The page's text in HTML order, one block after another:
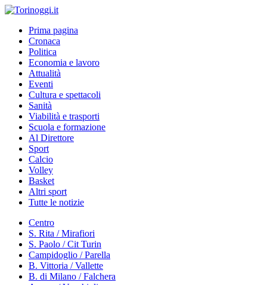
Prima pagina
Cronaca
Politica
Economia e lavoro
Attualità
Eventi
Cultura e spettacoli
Sanità
Viabilità e trasporti
Scuola e formazione
Al Direttore
Sport
Calcio
Volley
Basket
Altri sport
Tutte le notizie
Centro
S. Rita / Mirafiori
S. Paolo / Cit Turin
Campidoglio / Parella
B. Vittoria / Vallette
B. di Milano / Falchera